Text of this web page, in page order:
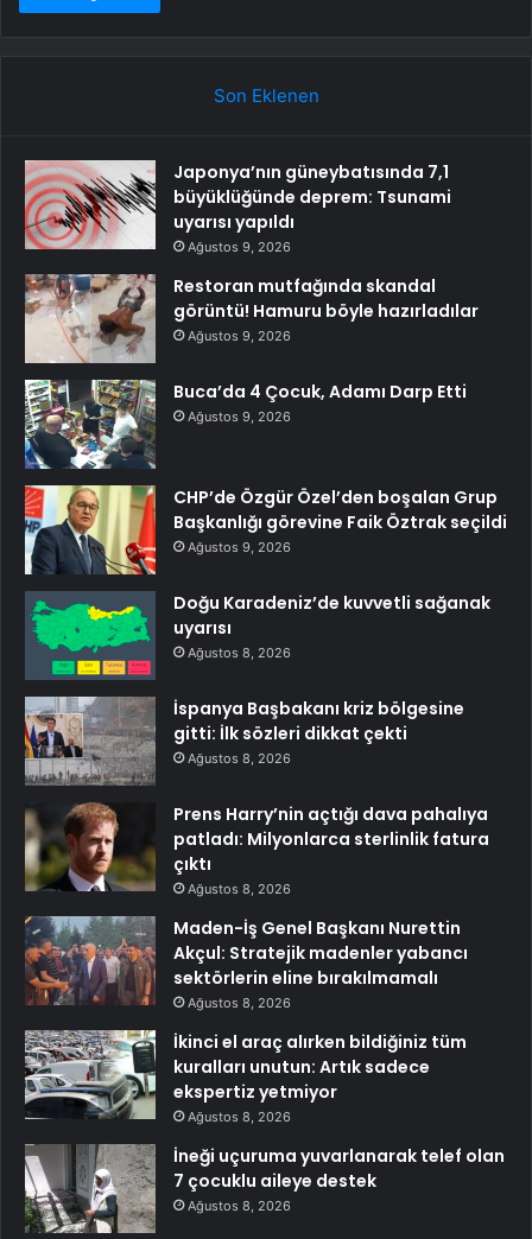
Son Eklenen
Japonya’nın güneybatısında 7,1
büyüklüğünde deprem: Tsunami
uyarısı yapıldı
Ağustos 9, 2026
Restoran mutfağında skandal
görüntü! Hamuru böyle hazırladılar
Ağustos 9, 2026
Buca’da 4 Çocuk, Adamı Darp Etti
Ağustos 9, 2026
CHP’de Özgür Özel’den boşalan Grup
Başkanlığı görevine Faik Öztrak seçildi
Ağustos 9, 2026
Doğu Karadeniz’de kuvvetli sağanak
uyarısı
Ağustos 8, 2026
İspanya Başbakanı kriz bölgesine
gitti: İlk sözleri dikkat çekti
Ağustos 8, 2026
Prens Harry’nin açtığı dava pahalıya
patladı: Milyonlarca sterlinlik fatura
çıktı
Ağustos 8, 2026
Maden-İş Genel Başkanı Nurettin
Akçul: Stratejik madenler yabancı
sektörlerin eline bırakılmamalı
Ağustos 8, 2026
İkinci el araç alırken bildiğiniz tüm
kuralları unutun: Artık sadece
ekspertiz yetmiyor
Ağustos 8, 2026
İneği uçuruma yuvarlanarak telef olan
7 çocuklu aileye destek
Ağustos 8, 2026